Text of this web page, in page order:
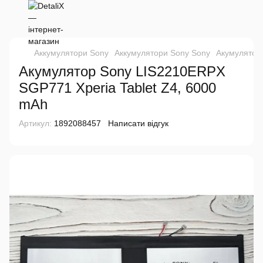
Аккумулятори Sony Аккумулятори Sony Sony
Акумулятор Sony LIS2210ERPX
SGP771 Xperia Tablet Z4, 6000
mAh
Артикул: 1892088457 Написати відгук